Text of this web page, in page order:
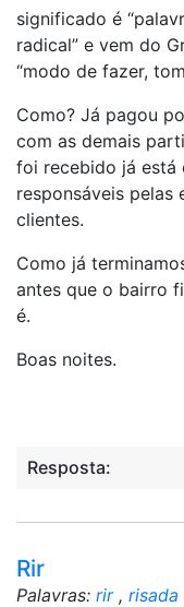
significado é
radical” e vem do
“modo de fazer,
Como? Já pagou
com as demais
foi recebido já está
responsáveis pelas
clientes.
Como já
antes que o bairro
é.
Boas noites.
Resposta:
Rir
Palavras: rir, risada